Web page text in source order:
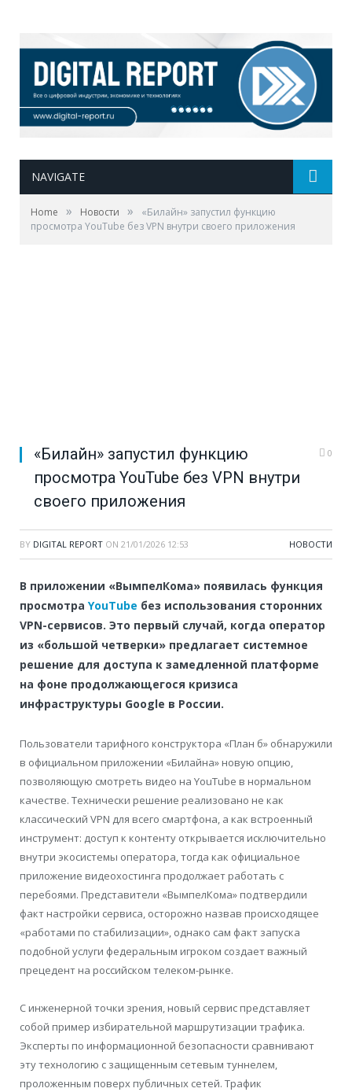
NAVIGATE
Home » Новости »
«Билайн» запустил функцию
просмотра YouTube без VPN внутри своего приложения
«Билайн» запустил функцию
просмотра YouTube без VPN внутри
своего приложения
0
BY DIGITAL REPORT ON 21/01/2026 12:53 НОВОСТИ
В приложении «ВымпелКома» появилась функция
просмотра YouTube без использования сторонних
VPN-сервисов. Это первый случай, когда оператор
из «большой четверки» предлагает системное
решение для доступа к замедленной платформе
на фоне продолжающегося кризиса
инфраструктуры Google в России.
Пользователи тарифного конструктора «План б» обнаружили
в официальном приложении «Билайна» новую опцию,
позволяющую смотреть видео на YouTube в нормальном
качестве. Технически решение реализовано не как
классический VPN для всего смартфона, а как встроенный
инструмент: доступ к контенту открывается исключительно
внутри экосистемы оператора, тогда как официальное
приложение видеохостинга продолжает работать с
перебоями. Представители «ВымпелКома» подтвердили
факт настройки сервиса, осторожно назвав происходящее
«работами по стабилизации», однако сам факт запуска
подобной услуги федеральным игроком создает важный
прецедент на российском телеком-рынке.
С инженерной точки зрения, новый сервис представляет
собой пример избирательной маршрутизации трафика.
Эксперты по информационной безопасности сравнивают
эту технологию с защищенным сетевым туннелем,
проложенным поверх публичных сетей. Трафик